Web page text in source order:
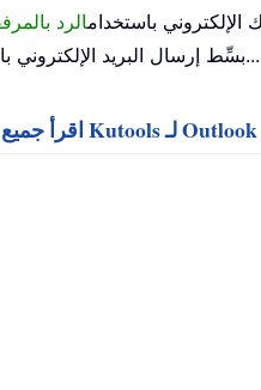
باستخدامالرد
بسِّط إرسال البريد الإلكتروني...
اقرأ جميع ميزات Kutools لـ Outlook